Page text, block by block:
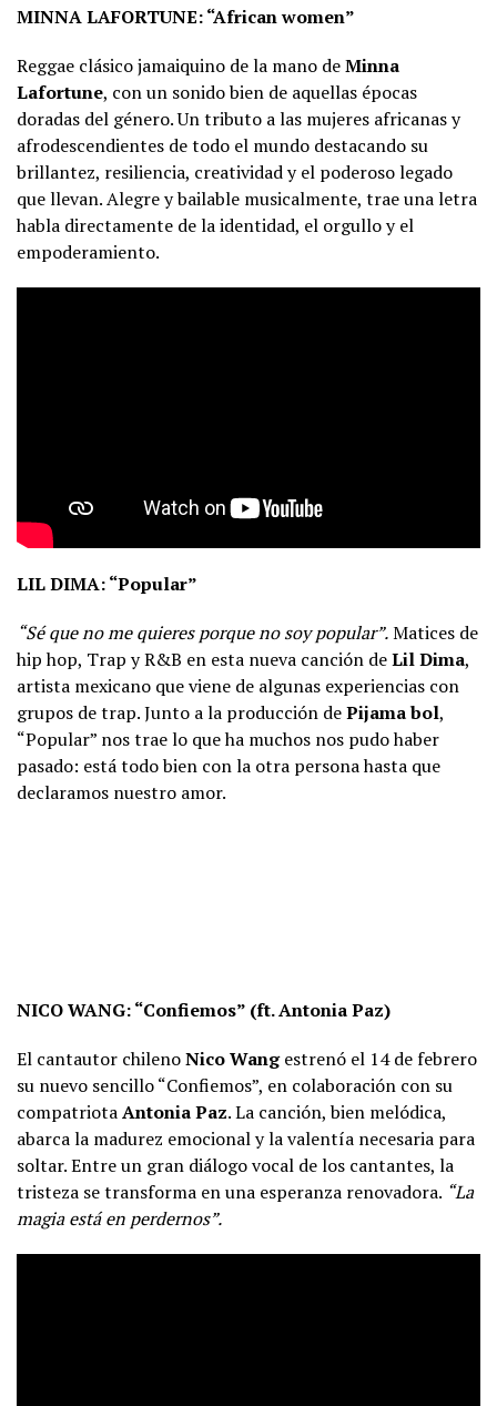
MINNA LAFORTUNE: “African women”
Reggae clásico jamaiquino de la mano deMinna
Lafortune, con un sonido bien de aquellas épocas
doradas del género. Un tributo a las mujeres africanas y
afrodescendientes de todo el mundo destacando su
brillantez, resiliencia, creatividad y el poderoso legado
que llevan. Alegre y bailable musicalmente, trae una letra
habla directamente de la identidad, el orgullo y el
empoderamiento.
LIL DIMA: “Popular”
“Sé que no me quieres porque no soy popular”.Matices de
hip hop, Trap y R&B en esta nueva canción deLil Dima,
artista mexicano que viene de algunas experiencias con
grupos de trap. Junto a la producción dePijama bol,
“Popular” nos trae lo que ha muchos nos pudo haber
pasado: está todo bien con la otra persona hasta que
declaramos nuestro amor.
NICO WANG: “Confiemos” (ft. Antonia Paz)
El cantautor chilenoNico Wangestrenó el 14 de febrero
su nuevo sencillo “Confiemos”, en colaboración con su
compatriotaAntonia Paz. La canción, bien melódica,
abarca la madurez emocional y la valentía necesaria para
soltar. Entre un gran diálogo vocal de los cantantes, la
tristeza se transforma en una esperanza renovadora. “La
magia está en perdernos”.